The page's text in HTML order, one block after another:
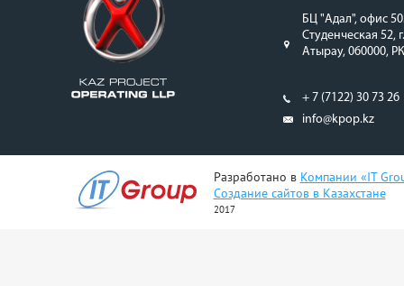
БЦ "Адал", офис
Студенческая 52, г.
Атырау, 060000, РК
+ 7 (7122) 30 73 26
info@kpop.kz
Разработано в Компании «IT
Создание сайтов в Казахстане
2017